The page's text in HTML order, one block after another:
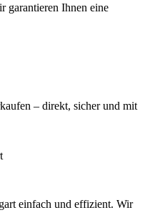
garantieren Ihnen eine
– direkt, sicher und mit
einfach und effizient. Wir